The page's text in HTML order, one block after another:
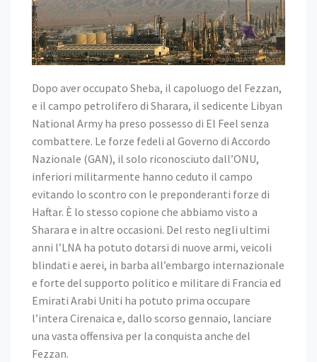
Dopo aver occupato Sheba, il capoluogo del Fezzan,
e il campo petrolifero di Sharara, il sedicente Libyan
National Army ha preso possesso di El Feel senza
combattere. Le forze fedeli al Governo di Accordo
Nazionale (GAN), il solo riconosciuto dall’ONU,
inferiori militarmente hanno ceduto il campo
evitando lo scontro con le preponderanti forze di
Haftar. È lo stesso copione che abbiamo visto a
Sharara e in altre occasioni. Del resto negli ultimi
anni l’LNA ha potuto dotarsi di nuove armi, veicoli
blindati e aerei, in barba all’embargo internazionale
e forte del supporto politico e militare di Francia ed
Emirati Arabi Uniti ha potuto prima occupare
l’intera Cirenaica e, dallo scorso gennaio, lanciare
una vasta offensiva per la conquista anche del
Fezzan.